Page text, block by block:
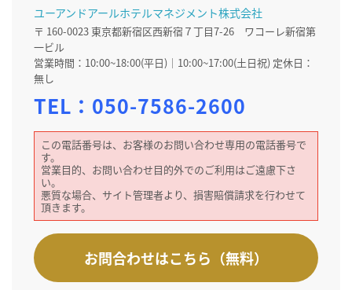
ユーアンドアールホテルマネジメント株式会社
〒 160-0023 東京都新宿区西新宿７丁目7-26 ワコーレ新宿第
一ビル
営業時間：10:00~18:00(平日)｜10:00~17:00(土日祝) 定休日：
無し
TEL： 050-7586-2600
この電話番号は、お客様のお問い合わせ専用の電話番号で
す。
営業目的、お問い合わせ目的外でのご利用はご遠慮下さ
い。
悪質な場合、サイト管理者より、損害賠償請求を行わせて
頂きます。
お問合わせはこちら（無料）